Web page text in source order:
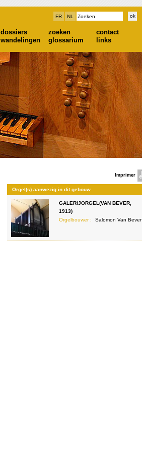
FR NL
dossiers zoeken
contact
wandelingen glossarium links
Imprimer
Orgel(s) aanwezig in dit gebouw
GALERIJORGEL(VAN BEVER,
1913)
Orgelbouwer :
Salomon Van Bever